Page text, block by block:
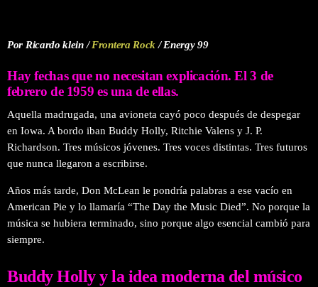
Por Ricardo klein /Frontera Rock/ Energy 99
Hay fechas que no necesitan explicación. El 3 de
febrero de 1959 es una de ellas.
Aquella madrugada, una avioneta cayó poco después de despegar
en Iowa. A bordo iban Buddy Holly, Ritchie Valens y J. P.
Richardson. Tres músicos jóvenes. Tres voces distintas. Tres futuros
que nunca llegaron a escribirse.
Años más tarde, Don McLean le pondría palabras a ese vacío en
American Pie y lo llamaría “The Day the Music Died”. No porque la
música se hubiera terminado, sino porque algo esencial cambió para
siempre.
Buddy Holly y la idea moderna del músico